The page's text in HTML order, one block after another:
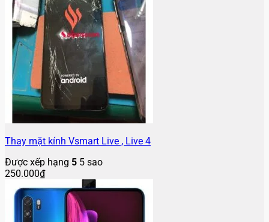
Thay mặt kính Vsmart Live , Live 4
Được xếp hạng 5 5 sao
250.000₫